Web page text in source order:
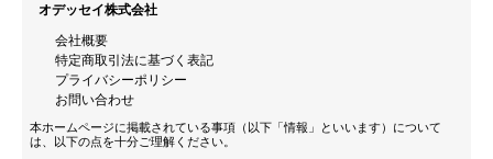
オデッセイ株式会社
会社概要
特定商取引法に基づく表記
プライバシーポリシー
お問い合わせ
本ホームページに掲載されている事項（以下「情報」といいます）について
は、以下の点を十分ご理解ください。